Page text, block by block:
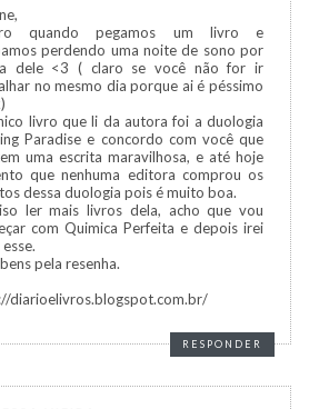
quando pegamos um livro e
perdendo uma noite de sono por
dele <3 ( claro se você não for ir
no mesmo dia porque ai é péssimo
livro que li da autora foi a duologia
Paradise e concordo com você que
uma escrita maravilhosa, e até hoje
que nenhuma editora comprou os
dessa duologia pois é muito boa.
ler mais livros dela, acho que vou
com Quimica Perfeita e depois irei
pela resenha.
diarioelivros.blogspot.com.br/
RESPONDER